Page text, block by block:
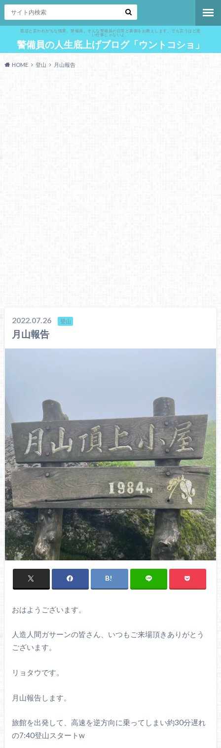
底辺と言われがちな職業、警備員。そんな警備員の日常と裏側をお教えします。でも言うほど悪
い仕事じゃないよ。
警備員の人生底上げブログ「ウントコショ」
HOME 登山 月山報告
2022.07.26 登山
月山報告
おはようございます。
人造人間ガサーンの皆さん、いつもご来場頂きありがとう
ございます。
リョタウです。
月山報告します。
旅館を出発して、高速を逆方向に乗ってしまい約30分遅れ
の7:40登山スタートw